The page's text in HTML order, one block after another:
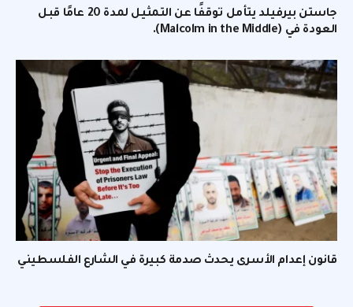
جاستن بيرفيلد يتأمل توقفًا عن التمثيل لمدة 20 عامًا قبل
العودة في (Malcolm in the Middle).
قانون إعدام الأسرى يحدث صدمة كبيرة في الشارع الفلسطيني